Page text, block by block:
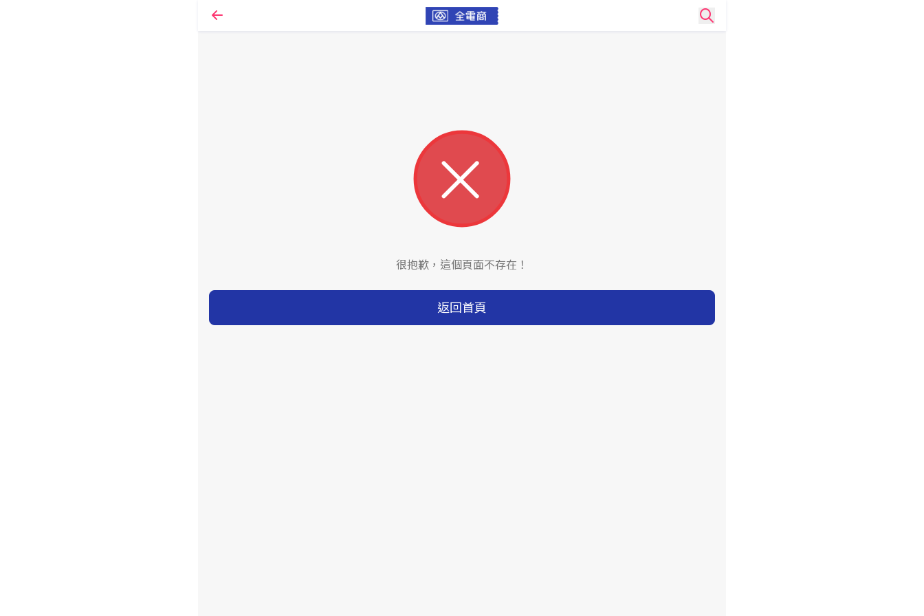
很抱歉，這個頁面不存在！
返回首頁